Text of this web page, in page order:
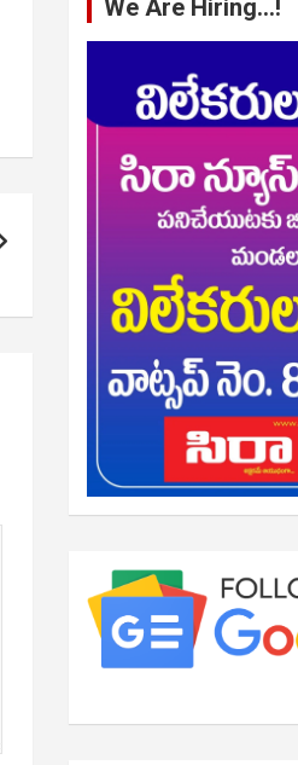
We Are Hiring…!